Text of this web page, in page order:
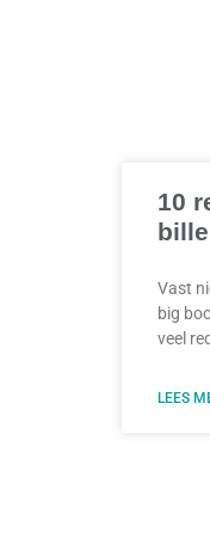
10
Vast
big
veel
LEES